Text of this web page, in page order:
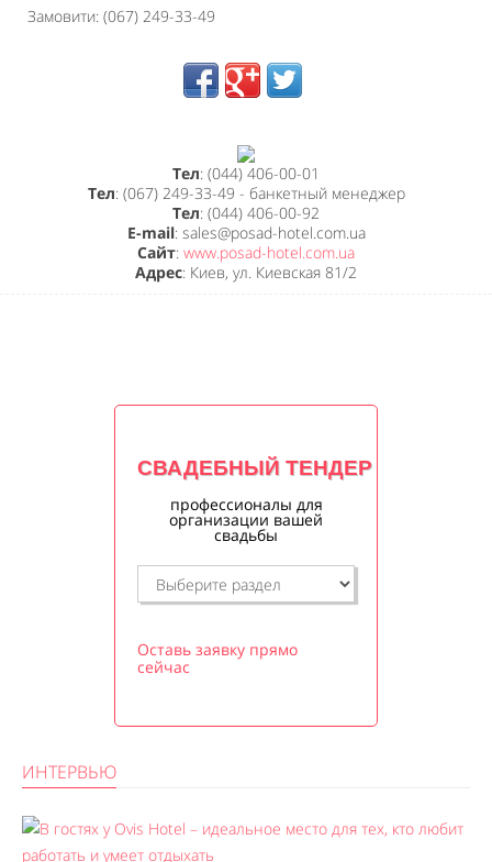
Замовити: (067) 249-33-49
Тел: (044) 406-00-01
Тел: (067) 249-33-49 - банкетный менеджер
Тел: (044) 406-00-92
E-mail: sales@posad-hotel.com.ua
Сайт: www.posad-hotel.com.ua
Адрес: Киев, ул. Киевская 81/2
СВАДЕБНЫЙ ТЕНДЕР
профессионалы для
организации вашей
свадьбы
Оставь заявку прямо
сейчас
ИНТЕРВЬЮ